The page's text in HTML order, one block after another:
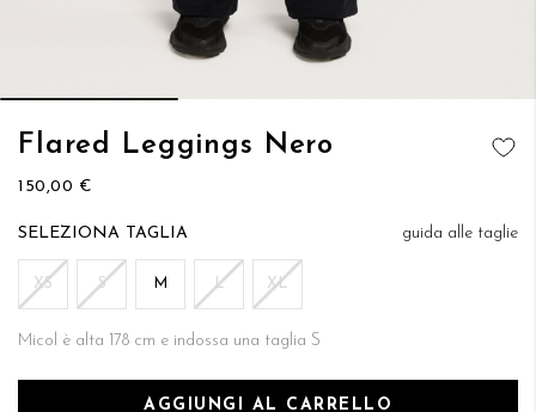
Flared Leggings Nero
150,00 €
guida alle taglie
TAGLIA
XS S M L XL
Micol è alta 178 cm e indossa una taglia S
AGGIUNGI AL CARRELLO
Vai
della
immagini